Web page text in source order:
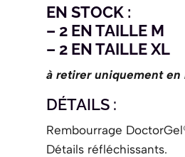
EN STOCK :
– 2 EN TAILLE M
– 2 EN TAILLE XL
à retirer uniquement en
DÉTAILS :
Rembourrage
Détails réfléchissants.